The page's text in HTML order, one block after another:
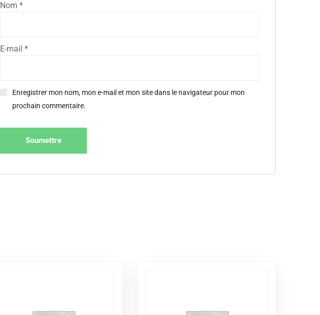
Nom *
E-mail *
Enregistrer mon nom, mon e-mail et mon site dans le navigateur pour mon
prochain commentaire.